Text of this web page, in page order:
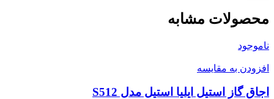
محصولات مشابه
ناموجود
افزودن به مقایسه
اجاق گاز استیل ایلیا استیل مدل S512